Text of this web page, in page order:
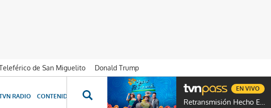
de San Miguelito
Donald Trump
RADIO CONTENIDOS ESPECIALES NOVELAS PROGRAMAS GENTE TVN
Retransmisión Hecho En Panamá
EN VIVO